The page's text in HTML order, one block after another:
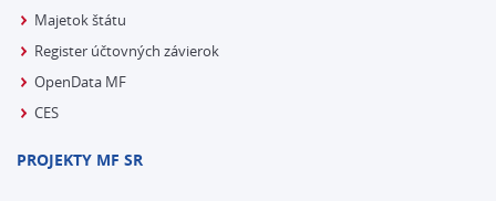
Majetok štátu
Register účtovných závierok
OpenData MF
CES
PROJEKTY MF SR